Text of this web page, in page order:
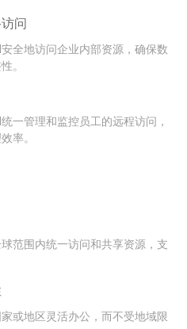
问
全地访问企业内部资源，确保数
。
一管理和监控员工的远程访问，
率。
范围内统一访问和共享资源，支
或地区灵活办公，而不受地域限